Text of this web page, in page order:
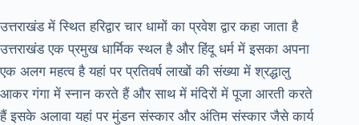
उत्तराखंड में स्थित हरिद्वार चार धामों का प्रवेश द्वार कहा जाता है
उत्तराखंड एक प्रमुख धार्मिक स्थल है और हिंदू धर्म में इसका अपना
एक अलग महत्व है यहां पर प्रतिवर्ष लाखों की संख्या में श्रद्धालु
आकर गंगा में स्नान करते हैं और साथ में मंदिरों में पूजा आरती करते
हैं इसके अलावा यहां पर मुंडन संस्कार और अंतिम संस्कार जैसे कार्य